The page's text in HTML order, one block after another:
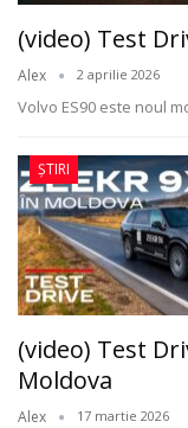
(video) Test
Alex 2 aprilie 2026
Volvo ES90 este noul
ȘTIRI
(video) Test
Moldova
Alex 17 martie 2026